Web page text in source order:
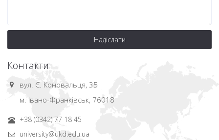
Надіслати
Контакти
вул. Є. Коновальця, 35
м. Івано-Франківськ, 76018
+38 (0342) 77 18 45
university@ukd.edu.ua